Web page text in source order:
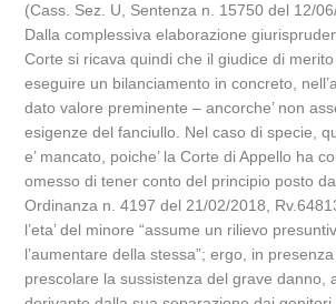
(Cass. Sez. U, Sentenza n. 15750 del 12/
Dalla complessiva elaborazione
Corte si ricava quindi che il giudice di merito
eseguire un bilanciamento in concreto,
dato valore preminente – ancorche’ non
esigenze del fanciullo. Nel caso di specie,
e’ mancato, poiche’ la Corte di Appello ha
omesso di tener conto del principio posto da
Ordinanza n. 4197 del 21/02/2018,
l’eta’ del minore “assume un rilievo
l’aumentare della stessa”; ergo, in
prescolare la sussistenza del grave danno,